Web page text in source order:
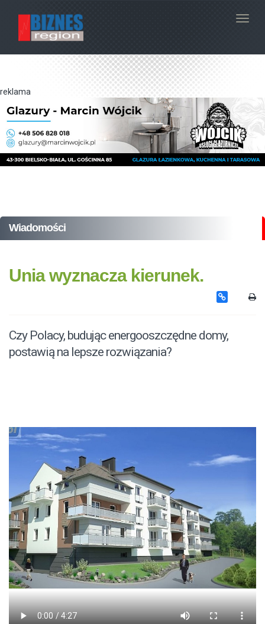
reklama
Wiadomości
Unia wyznacza kierunek.
Czy Polacy, budując energooszczędne domy,
postawią na lepsze rozwiązania?